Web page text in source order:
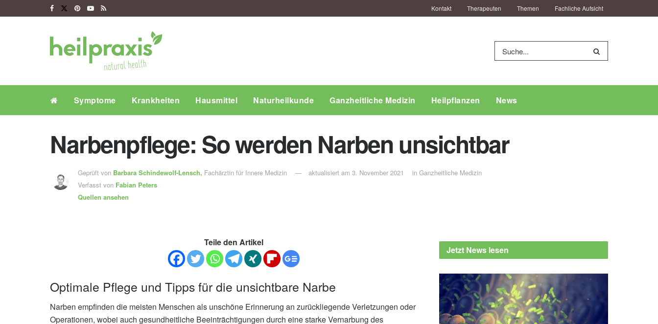
Kontakt Therapeuten Themen Fachliche Aufsicht
Symptome Krankheiten Hausmittel Naturheilkunde Ganzheitliche Medizin Heilpflanzen News
Narbenpflege: So werden Narben unsichtbar
Geprüft von Barbara Schindewolf-Lensch, Fachärztin für Innere Medizin
Verfasst von Fabian Peters
Quellen ansehen
aktualisiert am 3. November 2021 in Ganzheitliche Medizin
Teile den Artikel
Optimale Pflege und Tipps für die unsichtbare Narbe
Narben empfinden die meisten Menschen als unschöne Erinnerung an zurückliegende Verletzungen oder
Operationen, wobei auch gesundheitliche Beeinträchtigungen durch eine starke Vernarbung des
Jetzt News lesen